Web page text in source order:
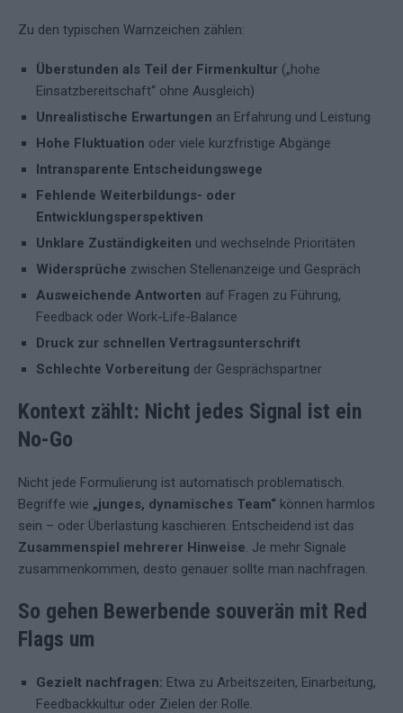
Zu den typischen Warnzeichen zählen:
Überstunden als Teil der Firmenkultur („hohe
Einsatzbereitschaft“ ohne Ausgleich)
Unrealistische Erwartungen an Erfahrung und Leistung
Hohe Fluktuation oder viele kurzfristige Abgänge
Intransparente Entscheidungswege
Fehlende Weiterbildungs- oder
Entwicklungsperspektiven
Unklare Zuständigkeiten und wechselnde Prioritäten
Widersprüche zwischen Stellenanzeige und Gespräch
Ausweichende Antworten auf Fragen zu Führung,
Feedback oder Work-Life-Balance
Druck zur schnellen Vertragsunterschrift
Schlechte Vorbereitung der Gesprächspartner
Kontext zählt: Nicht jedes Signal ist ein
No-Go
Nicht jede Formulierung ist automatisch problematisch.
Begriffe wie „junges, dynamisches Team“ können harmlos
sein – oder Überlastung kaschieren. Entscheidend ist das
Zusammenspiel mehrerer Hinweise. Je mehr Signale
zusammenkommen, desto genauer sollte man nachfragen.
So gehen Bewerbende souverän mit Red
Flags um
Gezielt nachfragen: Etwa zu Arbeitszeiten, Einarbeitung,
Feedbackkultur oder Zielen der Rolle.